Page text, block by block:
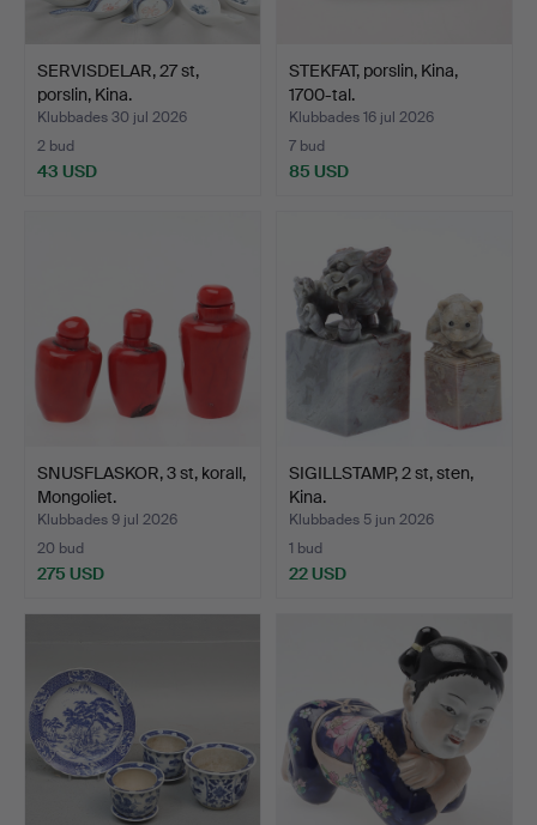
SERVISDELAR, 27 st,
porslin, Kina.
Klubbades 30 jul 2026
2 bud
43 USD
STEKFAT, porslin, Kina,
1700-tal.
Klubbades 16 jul 2026
7 bud
85 USD
SNUSFLASKOR, 3 st, korall,
Mongoliet.
Klubbades 9 jul 2026
20 bud
275 USD
SIGILLSTAMP, 2 st, sten,
Kina.
Klubbades 5 jun 2026
1 bud
22 USD